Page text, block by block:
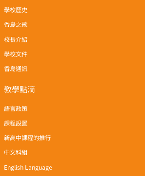
學校歷史
香島之歌
校長介紹
學校文件
香島通訊
教學點滴
語言政策
課程設置
新高中課程的推行
中文科組
English Language